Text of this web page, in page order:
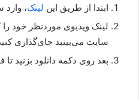
ابتدا از طریق این لینک،
لینک ویدیوی موردنظر خود
سایت می‌بینید جای‌گذاری
بعد روی دکمه دانلود بزنید